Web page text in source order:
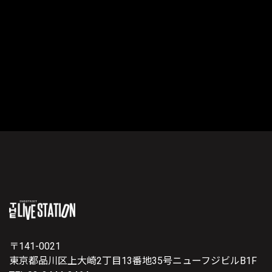
〒141-0021
東京都品川区上大崎2丁目13番地35号ニューフジビルB1F